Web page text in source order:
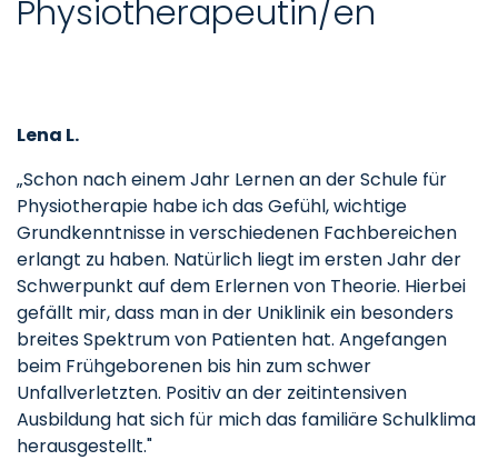
Physiotherapeutin/en
Lena L.
„Schon nach einem Jahr Lernen an der Schule für
Physiotherapie habe ich das Gefühl, wichtige
Grundkenntnisse in verschiedenen Fachbereichen
erlangt zu haben. Natürlich liegt im ersten Jahr der
Schwerpunkt auf dem Erlernen von Theorie. Hierbei
gefällt mir, dass man in der Uniklinik ein besonders
breites Spektrum von Patienten hat. Angefangen
beim Frühgeborenen bis hin zum schwer
Unfallverletzten. Positiv an der zeitintensiven
Ausbildung hat sich für mich das familiäre Schulklima
herausgestellt."